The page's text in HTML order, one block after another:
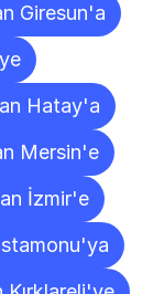
Giresun'a
Hatay'a
Mersin'e
İzmir'e